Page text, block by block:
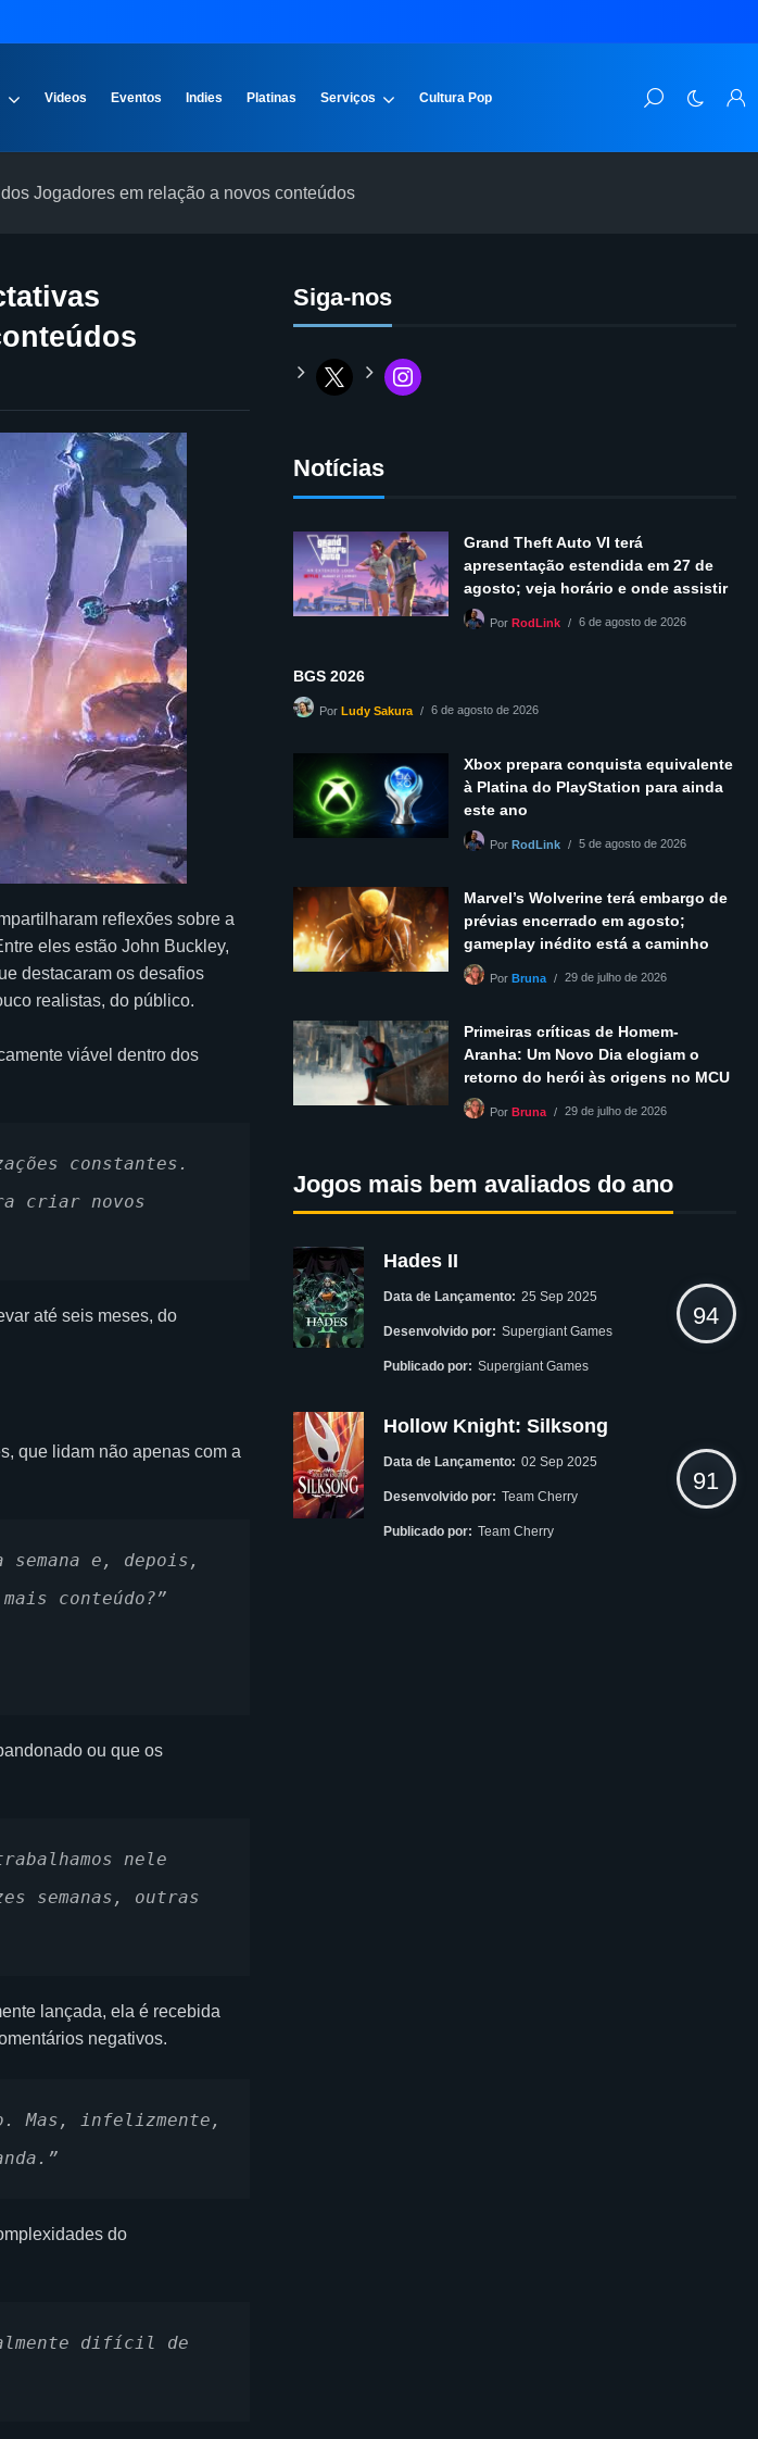
Videos Eventos Indies Platinas Serviços Cultura Pop
Jogadores em relação a novos conteúdos
reflexões sobre a
eles estão John Buckley,
destacaram os desafios
realistas, do público.
viável dentro dos
constantes.
criar novos
até seis meses, do
que lidam não apenas com a
semana e, depois,
conteúdo?”
ou que os
nele
semanas, outras
lançada, ela é recebida
negativos.
Mas, infelizmente,
do
difícil de
Siga-nos
Notícias
Grand Theft Auto VI terá
apresentação estendida em 27 de
agosto; veja horário e onde assistir
PorRodLink 6 de agosto de 2026
BGS 2026
PorLudy Sakura 6 de agosto de 2026
Xbox prepara conquista equivalente
à Platina do PlayStation para ainda
este ano
PorRodLink 5 de agosto de 2026
Marvel’s Wolverine terá embargo de
prévias encerrado em agosto;
gameplay inédito está a caminho
PorBruna 29 de julho de 2026
Primeiras críticas de Homem-
Aranha: Um Novo Dia elogiam o
retorno do herói às origens no MCU
PorBruna 29 de julho de 2026
Jogos mais bem avaliados do ano
Hades II
Data de Lançamento: 25 Sep 2025
Desenvolvido por: Supergiant Games
Publicado por: Supergiant Games
94
Hollow Knight: Silksong
Data de Lançamento: 02 Sep 2025
Desenvolvido por: Team Cherry
Publicado por: Team Cherry
91